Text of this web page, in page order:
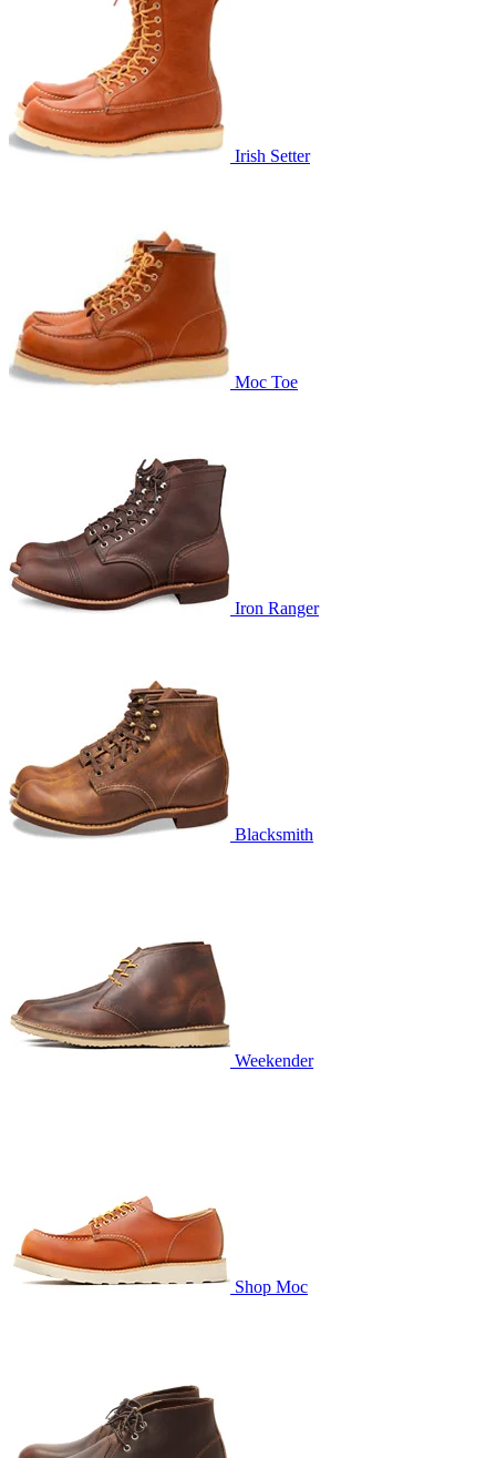
Irish Setter
Moc Toe
Iron Ranger
Blacksmith
Weekender
Shop Moc